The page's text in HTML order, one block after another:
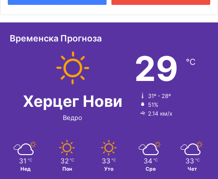
Временска Прогноза
Херцег Нови
Ведро
29 ℃
31º - 28º
51%
2.14 км/х
31 ℃
Нед
32 ℃
Пон
33 ℃
Уто
34 ℃
Сре
33 ℃
Чет